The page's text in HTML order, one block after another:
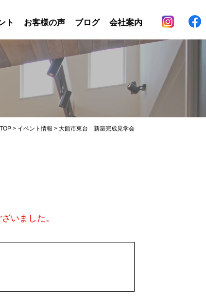
ト お客様の声 ブログ 会社案内
TOP > イベント情報 > 大館市東台 新築完成見学会
いました。